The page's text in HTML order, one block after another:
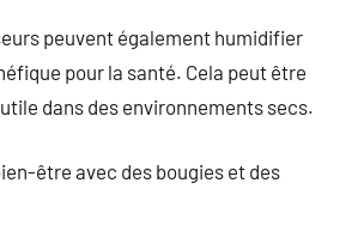
peuvent également humidifier
pour la santé. Cela peut être
dans des environnements secs.
être avec des bougies et des